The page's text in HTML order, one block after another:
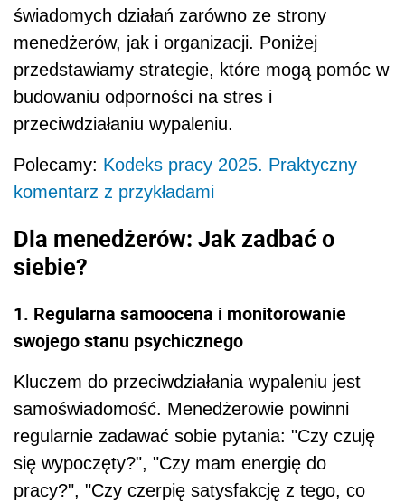
świadomych działań zarówno ze strony
menedżerów, jak i organizacji. Poniżej
przedstawiamy strategie, które mogą pomóc w
budowaniu odporności na stres i
przeciwdziałaniu wypaleniu.
Polecamy: Kodeks pracy 2025. Praktyczny
komentarz z przykładami
Dla menedżerów: Jak zadbać o
siebie?
1. Regularna samoocena i monitorowanie
swojego stanu psychicznego
Kluczem do przeciwdziałania wypaleniu jest
samoświadomość. Menedżerowie powinni
regularnie zadawać sobie pytania: "Czy czuję
się wypoczęty?", "Czy mam energię do
pracy?", "Czy czerpię satysfakcję z tego, co